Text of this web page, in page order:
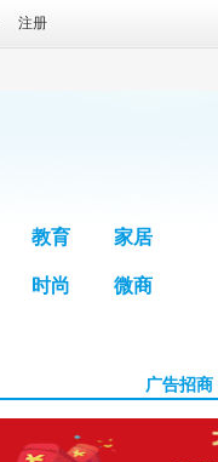
注册
教育 家居
时尚 微商
广告招商